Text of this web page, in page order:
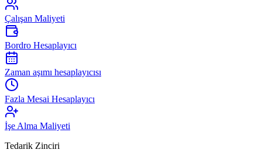
Çalışan Maliyeti
Bordro Hesaplayıcı
Zaman aşımı hesaplayıcısı
Fazla Mesai Hesaplayıcı
İşe Alma Maliyeti
Tedarik Zinciri